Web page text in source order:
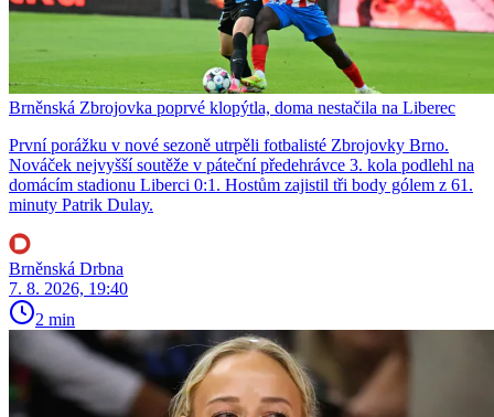
Brněnská Zbrojovka poprvé klopýtla, doma nestačila na Liberec
První porážku v nové sezoně utrpěli fotbalisté Zbrojovky Brno.
Nováček nejvyšší soutěže v páteční předehrávce 3. kola podlehl na
domácím stadionu Liberci 0:1. Hostům zajistil tři body gólem z 61.
minuty Patrik Dulay.
Brněnská Drbna
7. 8. 2026, 19:40
2 min